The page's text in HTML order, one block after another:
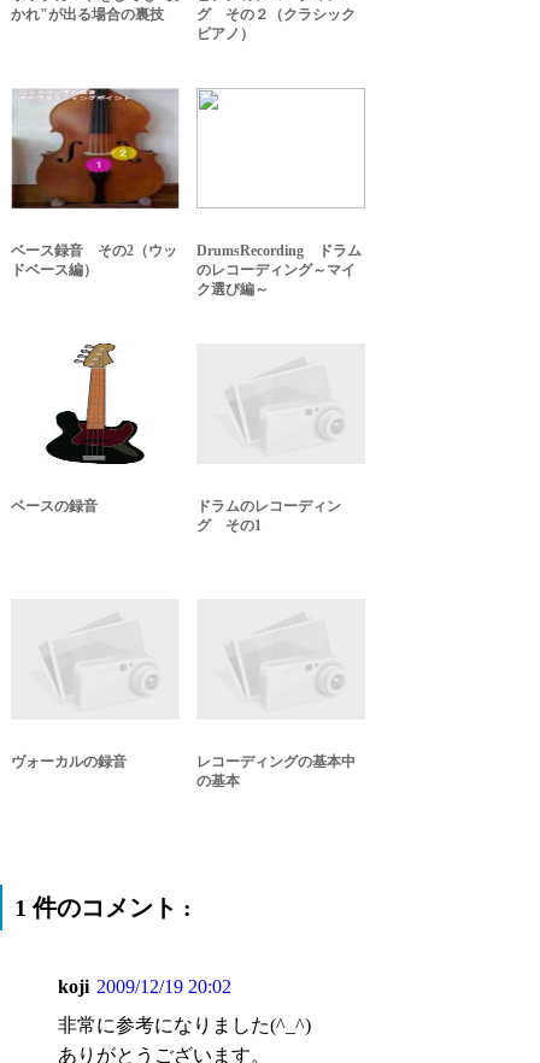
かれ"が出る場合の裏技
グ その２（クラシック
ピアノ）
ベース録音 その2（ウッ
ドベース編）
DrumsRecording ドラム
のレコーディング～マイ
ク選び編～
ベースの録音
ドラムのレコーディン
グ その1
ヴォーカルの録音
レコーディングの基本中
の基本
1 件のコメント :
koji 2009/12/19 20:02
非常に参考になりました(^_^)
ありがとうございます。